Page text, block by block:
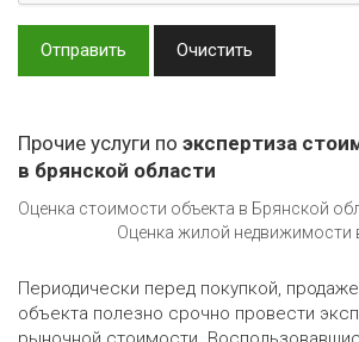
Отправить Очистить
Прочие услуги по экспертиза
в брянской области
Оценка стоимости объекта в Брянской
Оценка жилой недвижимости
Периодически перед покупкой,
объекта полезно срочно провести